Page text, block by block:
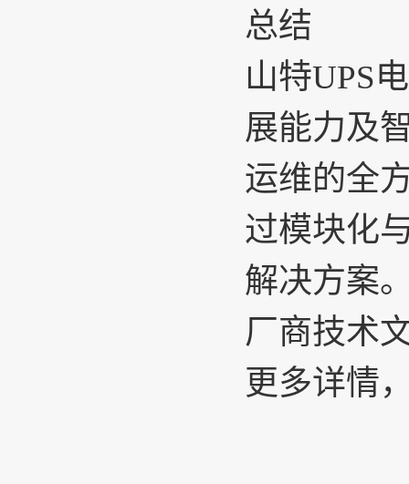
总结
山特UPS
展能力及
运维的全
过模块化
解决方案
厂商技术
更多详情